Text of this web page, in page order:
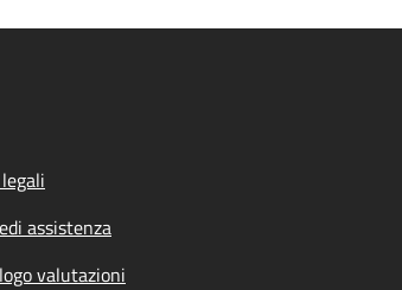
assistenza
valutazioni